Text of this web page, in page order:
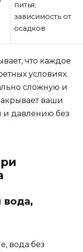
питья;
зависимость от
осадков
что каждое
условиях.
сложную и
ваши
и давлению без
вода,
вода без